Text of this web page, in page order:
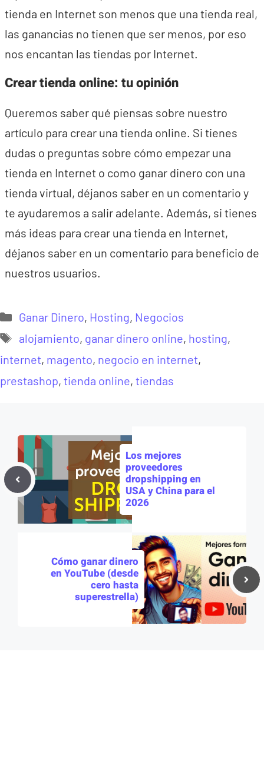
tienda en Internet son menos que una tienda real,
las ganancias no tienen que ser menos, por eso
nos encantan las tiendas por Internet.
Crear tienda online: tu opinión
Queremos saber qué piensas sobre nuestro
artículo para crear una tienda online. Si tienes
dudas o preguntas sobre cómo empezar una
tienda en Internet o como ganar dinero con una
tienda virtual, déjanos saber en un comentario y
te ayudaremos a salir adelante. Además, si tienes
más ideas para crear una tienda en Internet,
déjanos saber en un comentario para beneficio de
nuestros usuarios.
Categorías
Ganar Dinero, Hosting, Negocios
Etiquetas
alojamiento, ganar dinero online, hosting,
internet, magento, negocio en internet,
prestashop, tienda online, tiendas
Los mejores
proveedores
dropshipping en
USA y China para el
2026
Cómo ganar dinero
en YouTube (desde
cero hasta
superestrella)